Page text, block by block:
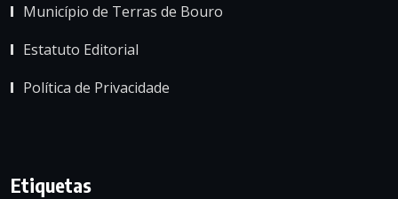
Município de Terras de Bouro
Estatuto Editorial
Política de Privacidade
Etiquetas